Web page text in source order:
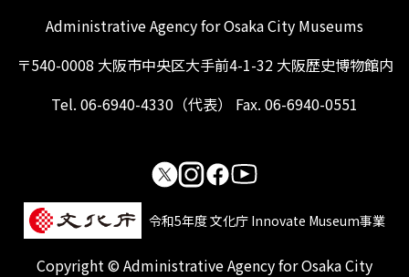
Administrative Agency for Osaka City Museums
〒540-0008 大阪市中央区大手前4-1-32 大阪歴史博物館内
Tel. 06-6940-4330（代表） Fax. 06-6940-0551
令和5年度 文化庁 Innovate Museum事業
Copyright © Administrative Agency for Osaka City